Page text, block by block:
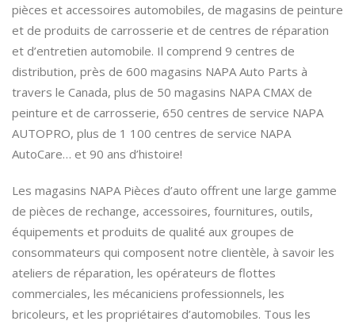
pièces et accessoires automobiles, de magasins de peinture
et de produits de carrosserie et de centres de réparation
et d’entretien automobile. Il comprend 9 centres de
distribution, près de 600 magasins NAPA Auto Parts à
travers le Canada, plus de 50 magasins NAPA CMAX de
peinture et de carrosserie, 650 centres de service NAPA
AUTOPRO, plus de 1 100 centres de service NAPA
AutoCare… et 90 ans d’histoire!
Les magasins NAPA Pièces d’auto offrent une large gamme
de pièces de rechange, accessoires, fournitures, outils,
équipements et produits de qualité aux groupes de
consommateurs qui composent notre clientèle, à savoir les
ateliers de réparation, les opérateurs de flottes
commerciales, les mécaniciens professionnels, les
bricoleurs, et les propriétaires d’automobiles. Tous les